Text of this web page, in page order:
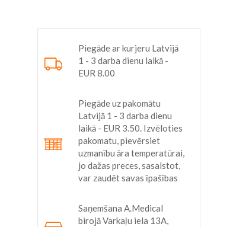
Piegāde ar kurjeru Latvijā
1 - 3 darba dienu laikā -
EUR 8.00
Piegāde uz pakomātu
Latvijā 1 - 3 darba dienu
laikā - EUR 3.50. Izvēloties
pakomatu, pievērsiet
uzmanību āra temperatūrai,
jo dažas preces, sasalstot,
var zaudēt savas īpašības
Saņemšana A.Medical
birojā Varkaļu iela 13A,